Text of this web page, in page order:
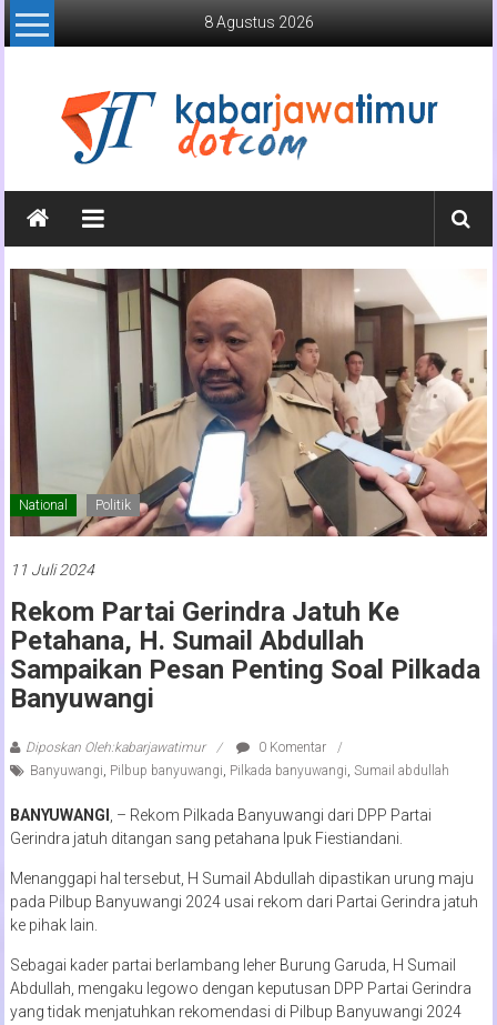
Lompat
ke
8 Agustus 2026
Kabar
Jawa
Timur
Media
Online
Jawa
Timur
National Politik
11 Juli 2024
Rekom Partai Gerindra Jatuh Ke
Petahana, H. Sumail Abdullah
Sampaikan Pesan Penting Soal Pilkada
Banyuwangi
Diposkan Oleh:kabarjawatimur
0 Komentar
Banyuwangi, Pilbup banyuwangi, Pilkada banyuwangi, Sumail abdullah
BANYUWANGI
, – Rekom Pilkada Banyuwangi dari DPP Partai
Gerindra jatuh ditangan sang petahana Ipuk Fiestiandani.
Menanggapi hal tersebut, H Sumail Abdullah dipastikan urung maju
pada Pilbup Banyuwangi 2024 usai rekom dari Partai Gerindra jatuh
ke pihak lain.
Sebagai kader partai berlambang leher Burung Garuda, H Sumail
Abdullah, mengaku legowo dengan keputusan DPP Partai Gerindra
yang tidak menjatuhkan rekomendasi di Pilbup Banyuwangi 2024